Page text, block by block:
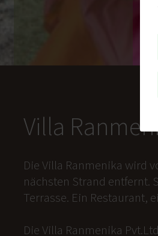
Villa
Die Villa Ranmenika wird
nächsten Strand entfernt.
Terrasse. Ein Restaurant,
Die Villa Ranmenika